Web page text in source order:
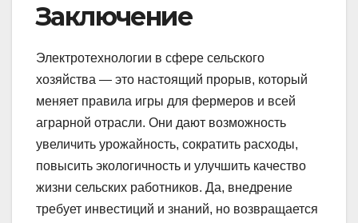
Заключение
Электротехнологии в сфере сельского
хозяйства — это настоящий прорыв, который
меняет правила игры для фермеров и всей
аграрной отрасли. Они дают возможность
увеличить урожайность, сократить расходы,
повысить экологичность и улучшить качество
жизни сельских работников. Да, внедрение
требует инвестиций и знаний, но возвращается